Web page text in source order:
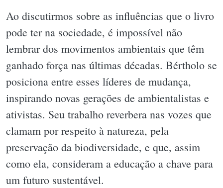
Ao discutirmos sobre as influências que o livro
pode ter na sociedade, é impossível não
lembrar dos movimentos ambientais que têm
ganhado força nas últimas décadas. Bértholo se
posiciona entre esses líderes de mudança,
inspirando novas gerações de ambientalistas e
ativistas. Seu trabalho reverbera nas vozes que
clamam por respeito à natureza, pela
preservação da biodiversidade, e que, assim
como ela, consideram a educação a chave para
um futuro sustentável.